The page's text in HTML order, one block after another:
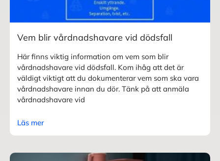
Vem blir vårdnadshavare vid dödsfall
Här finns viktig information om vem som blir
vårdnadshavare vid dödsfall. Kom ihåg att det är
väldigt viktigt att du dokumenterar vem som ska vara
vårdnadshavare innan du dör. Tänk på att anmäla
vårdnadshavare vid
Läs mer